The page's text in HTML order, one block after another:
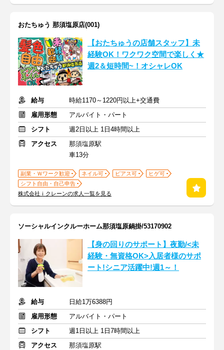
おたちゅう 那須塩原店(001)
【おたちゅうの店舗スタッフ】未
経験OK！ワクワク空間で楽しく★
週2＆短時間~！オシャレOK
給与
時給1170～1220円以上+交通費
雇用形態
アルバイト・パート
シフト
週2日以上 1日4時間以上
アクセス
那須塩原駅
車13分
副業・Ｗワーク歓迎 ネイル可 ピアス可
ヒゲ可
シフト自由・自己申告
株式会社ｉクレーンの求人一覧を見る
ソーシャルインクルーホーム那須塩原鍋掛/53170902
【身の回りのサポート】夜勤/<未
経験・無資格OK>入居者様のサポ
ート!シニア活躍中!週1～！
給与
日給1万6388円
雇用形態
アルバイト・パート
シフト
週1日以上 1日7時間以上
アクセス
那須塩原駅